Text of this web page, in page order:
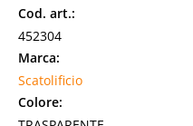
Cod. art.:
452304
Marca:
Scatolificio
Colore: